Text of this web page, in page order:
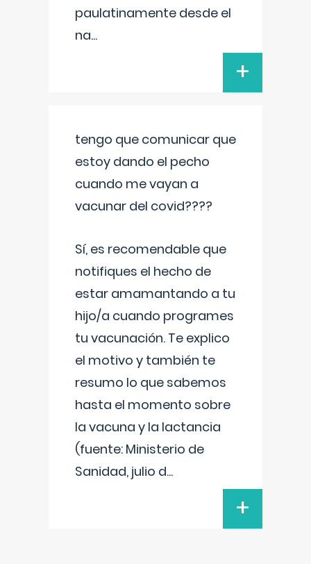
paulatinamente desde el
na...
+
tengo que comunicar que
estoy dando el pecho
cuando me vayan a
vacunar del covid????
Sí, es recomendable que
notifiques el hecho de
estar amamantando a tu
hijo/a cuando programes
tu vacunación. Te explico
el motivo y también te
resumo lo que sabemos
hasta el momento sobre
la vacuna y la lactancia
(fuente: Ministerio de
Sanidad, julio d...
+